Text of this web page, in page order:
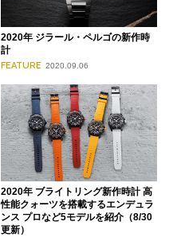
2020年 ジラール・ペルゴの新作時
計
FEATURE 2020.09.06
2020年 ブライトリング新作時計 高
性能クォーツを搭載するエンデュラ
ンス プロなど5モデルを紹介（8/30
更新）